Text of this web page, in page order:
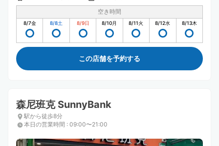
空き時間
8/7金 8/8土 8/9日 8/10月 8/11火 8/12水 8/13木
この店舗を予約する
森尼班克 SunnyBank
駅から徒歩8分
本日の営業時間 : 09:00〜21:00